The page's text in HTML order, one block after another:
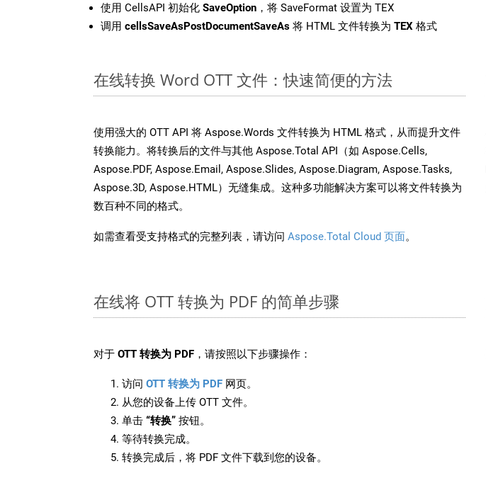
使用 CellsAPI 初始化 SaveOption ，将 SaveFormat 设置为 TEX
调用 cellsSaveAsPostDocumentSaveAs 将 HTML 文件转换为 TEX 格式
在线转换 Word OTT 文件：快速简便的方法
使用强大的 OTT API 将 Aspose.Words 文件转换为 HTML 格式，从而提升文件
转换能力。将转换后的文件与其他 Aspose.Total API（如 Aspose.Cells,
Aspose.PDF, Aspose.Email, Aspose.Slides, Aspose.Diagram, Aspose.Tasks,
Aspose.3D, Aspose.HTML）无缝集成。这种多功能解决方案可以将文件转换为
数百种不同的格式。
如需查看受支持格式的完整列表，请访问 Aspose.Total Cloud 页面。
在线将 OTT 转换为 PDF 的简单步骤
对于 OTT 转换为 PDF ，请按照以下步骤操作：
访问 OTT 转换为 PDF 网页。
从您的设备上传 OTT 文件。
单击 “转换” 按钮。
等待转换完成。
转换完成后，将 PDF 文件下载到您的设备。